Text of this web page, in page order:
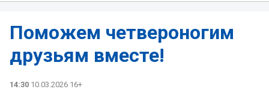
Поможем четвероногим
друзьям вместе!
14:30 10.03.2026 16+